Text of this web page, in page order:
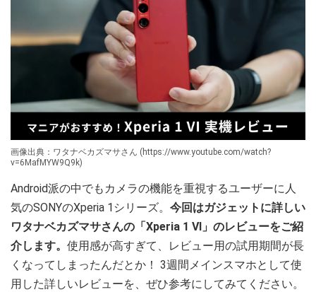
画像出典：ワタナベカズマサさん (https://www.youtube.com/watch?
v=6MafMYW9Q9k)
Android派の中でもカメラの機能を重視するユーザーに人
気のSONYのXperia 1シリーズ。 今回はガジェットに詳しい
ワタナベカズマサさんの「Xperia 1 VI」のレビューをご紹
介します。 使用感が高すぎて、レビュー用の試用期間が長
くなってしまったんだとか！ 3週間メインスマホとして使
用した詳しいレビューを、ぜひ参考にしてみてください。